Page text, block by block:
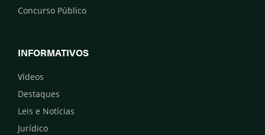
Concurso Público
INFORMATIVOS
Vídeos
Destaques
Leis e Notícias
Jurídico